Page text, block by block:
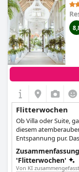
Flitterwochen
Ob Villa oder Suite,
diesem
Entspannung pur.
absolute Ruhe und
ganz privaten
'Flitterwochen'
Von KI zusammengefasst